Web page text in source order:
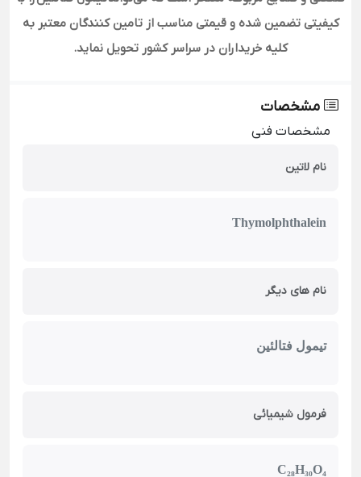
کیفیتی تضمین شده و قیمتی مناسب از تامین کنندگان معتبر به
کلیه خریداران در سراسر کشور تحویل نماید.
مشخصات
مشخصات فنی
نام لاتین
Thymolphthalein
نام های دیگر
تیمول فتالئین
فرمول شیمیائی
C₂₈H₃₀O₄